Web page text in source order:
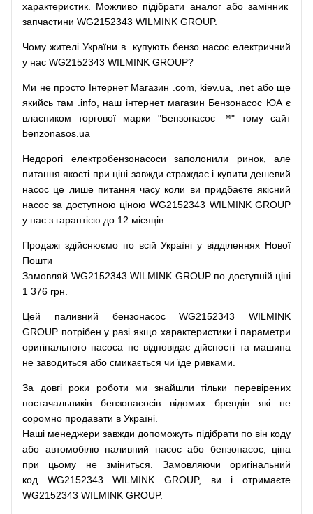
характеристик. Можливо підібрати аналог або замінник
запчастини WG2152343 WILMINK GROUP.
Чому жителі України в купують бензо насос електричний
у нас WG2152343 WILMINK GROUP?
Ми не просто Інтернет Магазин .com kiev.ua .net або ще
якийсь там .info, наш інтернет магазин Бензонасос ЮА є
власником
торгової марки "Бензонасос ™" тому
сайт
benzonasos.ua
Недорогі електробензонасоси заполонили ринок,
але
питання якості при ціні завжди страждає і купити дешевий
насос це лише питання часу коли ви придбаєте якісний
насос за доступною ціною WG2152343 WILMINK GROUP
у нас з гарантією до 12 місяців
Продажі здійснюємо по всій Україні у відділеннях Нової
Пошти
Замовляй WG2152343 WILMINK GROUP по доступній ціні
1 376 грн.
Цей паливний бензонасосWG2152343 WILMINK
GROUP потрібен у разі якщо характеристики і параметри
оригінального насоса не відповідає дійсності та машина
не заводиться або смикається чи їде ривками
За довгі роки роботи ми знайшли тільки
перевірених
постачальників
бензонасосів відомих брендів які
не
соромно продавати в Україні.
Наші менеджери завжди допоможуть підібрати по він коду
або автомобілю паливний насос або бензонасос,
ціна
при
цьому не зміниться Замовляючи
оригінальний
код WG2152343 WILMINK GROUP, ви і отримаєте
WG2152343 WILMINK GROUP.